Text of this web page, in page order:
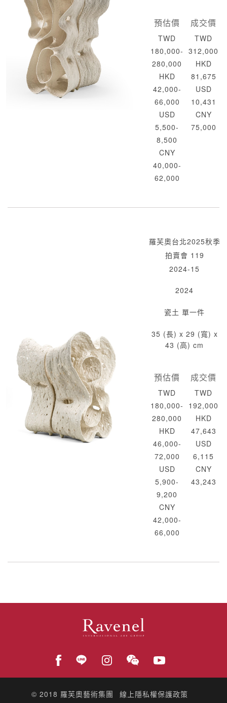
預估價
TWD
180,000-
280,000
HKD
42,000-
66,000
USD
5,500-
8,500
CNY
40,000-
62,000
成交價
TWD
312,000
HKD
81,675
USD
10,431
CNY
75,000
羅芙奧台北2025秋季
拍賣會 119
2024-15
2024
瓷土 單一件
35 (長) x 29 (寬) x
43 (高) cm
預估價
TWD
180,000-
280,000
HKD
46,000-
72,000
USD
5,900-
9,200
CNY
42,000-
66,000
成交價
TWD
192,000
HKD
47,643
USD
6,115
CNY
43,243
© 2018 羅芙奧藝術集團 線上隱私權保護政策